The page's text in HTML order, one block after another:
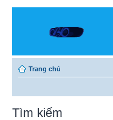
Trang chủ
Tìm kiếm